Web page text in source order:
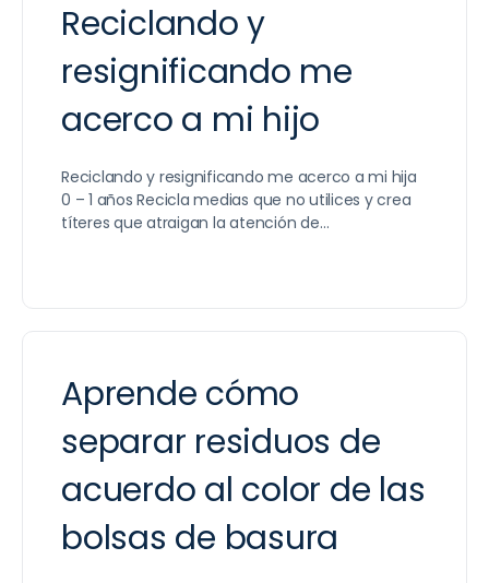
Reciclando y
resignificando me
acerco a mi hijo
Reciclando y resignificando me acerco a mi hija
0 – 1 años Recicla medias que no utilices y crea
títeres que atraigan la atención de…
Aprende cómo
separar residuos de
acuerdo al color de las
bolsas de basura